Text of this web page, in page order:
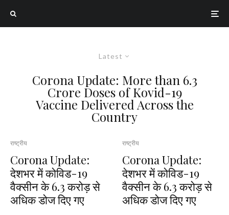
Latest
Corona Update: More than 6.3
Crore Doses of Kovid-19
Vaccine Delivered Across the
Country
राष्ट्रीय
Corona Update:
देशभर में कोविड-19
वैक्सीन के 6.3 करोड़ से
अधिक डोज दिए गए
राष्ट्रीय
Corona Update:
देशभर में कोविड-19
वैक्सीन के 6.3 करोड़ से
अधिक डोज दिए गए